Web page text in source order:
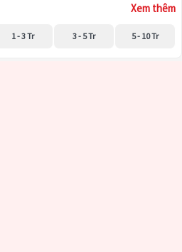
Xem thêm
1 - 3 Tr 3 - 5 Tr 5 - 10 Tr